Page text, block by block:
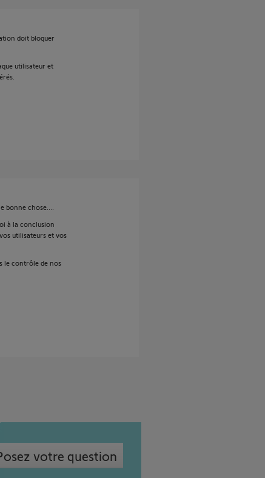
doit bloquer
utilisateur et
bonne chose....
à la conclusion
utilisateurs et vos
le contrôle de nos
votre question